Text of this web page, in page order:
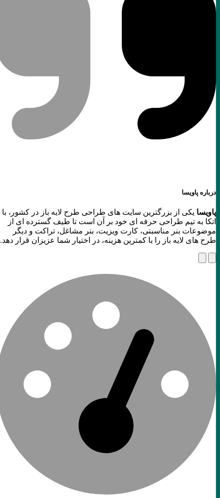
درباره پاویسا
پاویسایکی از بزرگترین سایت های طراحی طرح لایه باز در کشور، با
اتکا به تیم طراحی حرفه ای خود بر آن است تا طیف گسترده ای از
موضوعات بنر مناسبتی، کارت ویزیت، بنر مشاغل، تراکت و دیگر
طرح های لایه باز را با کمترین هزینه، در اختیار شما عزیزان قرار دهد.